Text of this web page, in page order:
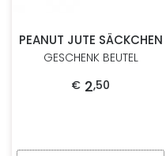
PEANUT JUTE SÄCKCHEN
GESCHENK BEUTEL
€ 2,50